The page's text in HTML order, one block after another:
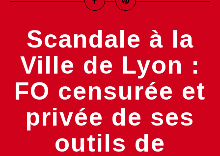
Scandale à la
Ville de Lyon :
FO censurée et
privée de ses
outils de